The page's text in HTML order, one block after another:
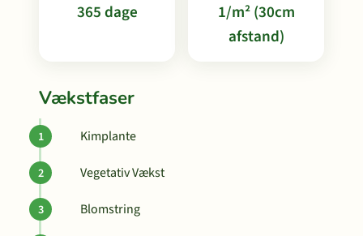
365 dage
1/m² (30cm
afstand)
Vækstfaser
Kimplante
Vegetativ Vækst
Blomstring